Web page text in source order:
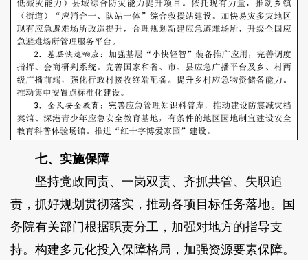
七、实施保障
坚持党政同责、一岗双责、齐抓共管、失职追
责，抓好规划贯彻落实，推动各项目标任务落地。国
务院有关部门根据职责分工，加强对地方的指导支
持。构建多元化投入保障格局，加强资源要素保障。